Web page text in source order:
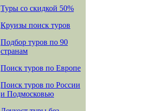
Туры со скидкой 50%
Круизы поиск туров
Подбор туров по 90
странам
Поиск туров по Европе
Поиск туров по России
и Подмосковью